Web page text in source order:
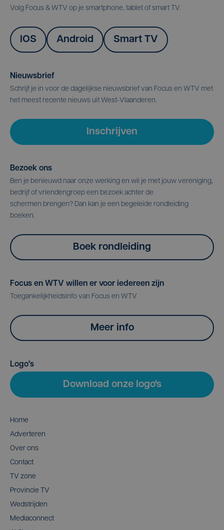
Volg Focus & WTV op je smartphone, tablet of smart TV.
IOS Android Smart TV
Nieuwsbrief
Schrijf je in voor de dagelijkse nieuwsbrief van Focus en WTV met
het meest recente nieuws uit West-Vlaanderen.
Inschrijven
Bezoek ons
Ben je benieuwd naar onze werking en wil je met jouw vereniging,
bedrijf of vriendengroep een bezoek achter de
schermen brengen? Dan kan je een begeleide rondleiding
boeken.
Boek rondleiding
Focus en WTV willen er voor iedereen zijn
Toegankelijkheidsinfo van Focus en WTV
Meer info
Logo's
Download onze logo's
Home
Adverteren
Over ons
Contact
TV zone
Provincie TV
Wedstrijden
Mediaconnect